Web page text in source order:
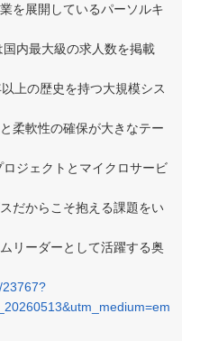
を展開しているパーソルキ
内最大級の求人数を掲載
上の歴史を持つ大規模シス
柔軟性の確保が大きなテー
ジェクトとマイクロサービ
だからこそ抱える課題をい
リーダーとして活躍する奥
23767?